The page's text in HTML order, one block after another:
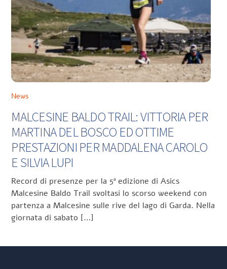
News
MALCESINE BALDO TRAIL: VITTORIA PER
MARTINA DEL BOSCO ED OTTIME
PRESTAZIONI PER MADDALENA CAROLO
E SILVIA LUPI
Record di presenze per la 5ª edizione di Asics
Malcesine Baldo Trail svoltasi lo scorso weekend con
partenza a Malcesine sulle rive del lago di Garda. Nella
giornata di sabato […]